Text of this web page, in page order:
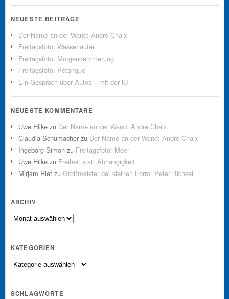
NEUESTE BEITRÄGE
Der Name an der Wand: André Chaix
Freitagsfoto: Wasserläufer
Freitagsfoto: Morgendämmerung
Freitagsfoto: Pétanque
Ein Gespräch über Autos – mit der KI
NEUESTE KOMMENTARE
Uwe Hilke zu Der Name an der Wand: André Chaix
Claudia Schumacher zu Der Name an der Wand: André Chaix
Ingeborg Simon zu Freitagsfoto: Meer
Uwe Hilke zu Freiheit statt Abhängigkeit
Mirjam Rief zu Großmeister der kleinen Form: Peter Bichsel
ARCHIV
Archiv
KATEGORIEN
Kategorien
SCHLAGWORTE